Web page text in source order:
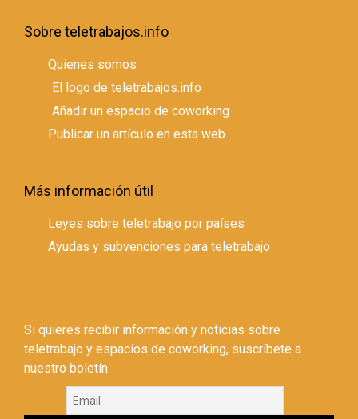
Sobre teletrabajos.info
Quienes somos
El logo de teletrabajos.info
Añadir un espacio de coworking
Publicar un artículo en esta web
Más información útil
Leyes sobre teletrabajo por países
Ayudas y subvenciones para teletrabajo
Si quieres recibir información y noticias sobre
teletrabajo y espacios de coworking, suscríbete a
nuestro boletín.